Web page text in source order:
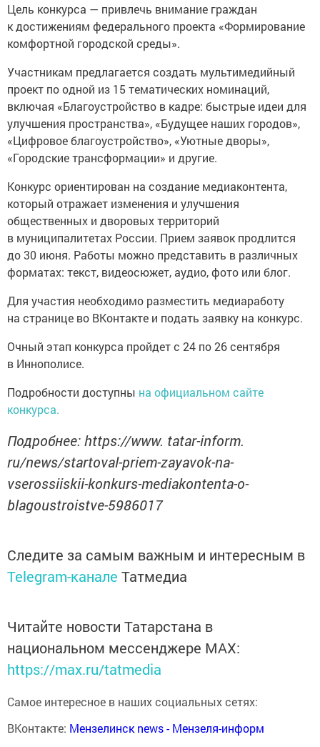
Цель конкурса — привлечь внимание граждан
к достижениям федерального проекта «Формирование
комфортной городской среды».
Участникам предлагается создать мультимедийный
проект по одной из 15 тематических номинаций,
включая «Благоустройство в кадре: быстрые идеи для
улучшения пространства», «Будущее наших городов»,
«Цифровое благоустройство», «Уютные дворы»,
«Городские трансформации» и другие.
Конкурс ориентирован на создание медиаконтента,
который отражает изменения и улучшения
общественных и дворовых территорий
в муниципалитетах России. Прием заявок продлится
до 30 июня. Работы можно представить в различных
форматах: текст, видеосюжет, аудио, фото или блог.
Для участия необходимо разместить медиаработу
на странице во ВКонтакте и подать заявку на конкурс.
Очный этап конкурса пройдет с 24 по 26 сентября
в Иннополисе.
Подробности доступны на официальном сайте
конкурса.
Подробнее: https://www. tatar-inform.
ru/news/startoval-priem-zayavok-na-
vserossiiskii-konkurs-mediakontenta-o-
blagoustroistve-5986017
Следите за самым важным и интересным в
Telegram-канале Татмедиа
Читайте новости Татарстана в
национальном мессенджере MАХ:
https://max.ru/tatmedia
Самое интересное в наших социальных сетях:
ВКонтакте: Мензелинск news - Мензеля-информ